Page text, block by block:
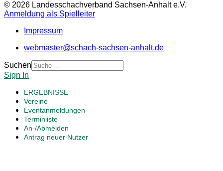
© 2026 Landesschachverband Sachsen-Anhalt e.V.
Anmeldung als Spielleiter
Impressum
webmaster@schach-sachsen-anhalt.de
Suchen
Sign In
ERGEBNISSE
Vereine
Eventanmeldungen
Terminliste
An-/Abmelden
Antrag neuer Nutzer